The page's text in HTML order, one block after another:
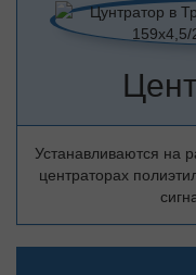
Устанавливаются на
центраторах